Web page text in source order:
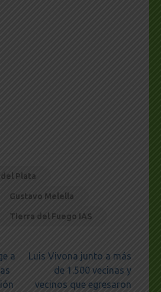
Plata
Gustavo Melella
Tierra del Fuego IAS
a
Luis Vivona junto a más
de 1.500 vecinas y
vecinos que egresaron